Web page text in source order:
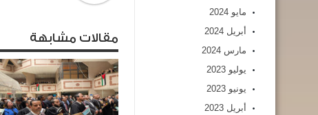
مقالات مشابهة
مايو 2024
أبريل 2024
مارس 2024
يوليو 2023
يونيو 2023
أبريل 2023